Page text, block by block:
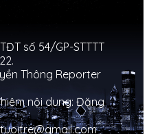
số 54/GP-STTTT
Thông Reporter
nội dung: Đặng